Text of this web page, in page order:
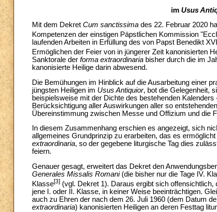
im Usus
Mit dem Dekret Cum sanctissima des 22. Februar 2020
Kompetenzen der einstigen Päpstlichen Kommission
laufenden Arbeiten in Erfüllung des von Papst Benedikt
Ermöglichen der Feier von in jüngerer Zeit kanonisierten
Sanktorale der forma extraordinaria bisher durch die im
kanonisierte Heilige darin abwesend.
Die Bemühungen im Hinblick auf die Ausarbeitung einer
jüngsten Heiligen im Usus Antiquior, bot die Gelegenheit,
beispielsweise mit der Dichte des bestehenden
Berücksichtigung aller Auswirkungen aller so
Übereinstimmung zwischen Messe und Offizium und die
In diesem Zusammenhang erschien es angezeigt, sich
allgemeines Grundprinzip zu erarbeiten, das es
extraordinaria, so der gegebene liturgische Tag dies
feiern.
Genauer gesagt, erweitert das Dekret den
Generales Missalis Romani(die bisher nur die Tage IV.
Klasse[3] (vgl. Dekret 1). Daraus ergibt sich
jene I. oder II. Klasse, in keiner Weise beeinträchtigen.
auch zu Ehren der nach dem 26. Juli 1960 (dem Datum
extraordinaria) kanonisierten Heiligen an deren Festtag